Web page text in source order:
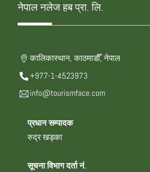
नेपाल नलेज हब प्रा. लि.
कालिकास्थान, काठमाडौँ, नेपाल
+977-1-4523973
info@tourismface.com
प्रधान सम्पादक
रुद्र खड्का
सूचना विभाग दर्ता नं.